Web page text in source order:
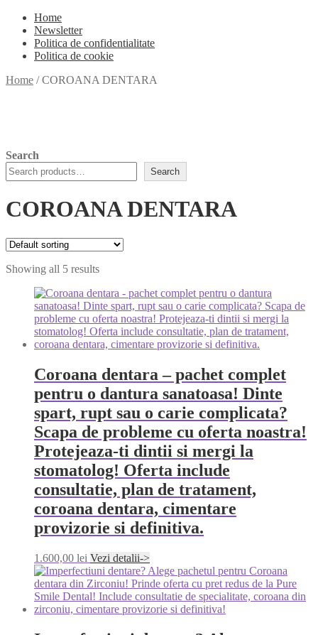
Home
Newsletter
Politica de confidentialitate
Politica de cookie
Home /COROANA DENTARA
COROANA DENTARA
Showing all 5 results
Coroana dentara – pachet complet
pentru o dantura sanatoasa! Dinte
spart, rupt sau o carie complicata?
Scapa de probleme cu oferta noastra!
Protejeaza-ti dintii si mergi la
stomatolog! Oferta include
consultatie, plan de tratament,
coroana dentara, cimentare
provizorie si definitiva.
1.600,00 lei Vezi detalii->
Search
Search